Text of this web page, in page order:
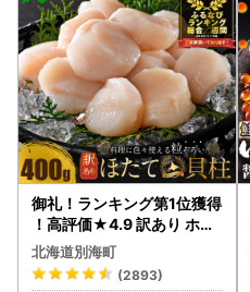
御礼！ランキング第1位獲得
！高評価★4.9 訳あり ホタ
テ 400g（ほたて 帆立 貝柱
冷凍 ）
北海道別海町
(2893)